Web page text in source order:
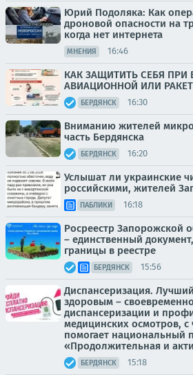
Юрий Подоляка: Как
дроновой опасности на
когда нет интернета
МНЕНИЯ 16:46
КАК ЗАЩИТИТЬ СЕБЯ ПРИ
АВИАЦИОННОЙ ИЛИ
БЕРДЯНСК 16:30
Вниманию жителей
часть Бердянска
БЕРДЯНСК 16:20
Услышат ли украинские
российскими, жителей
ПАБЛИКИ 16:18
Росреестр Запорожской
– единственный
границы в реестре
БЕРДЯНСК 15:56
Диспансеризация.
здоровым –
диспансеризации и
медицинских осмотров,
помогает национальный
«Продолжительная и
БЕРДЯНСК 15:18